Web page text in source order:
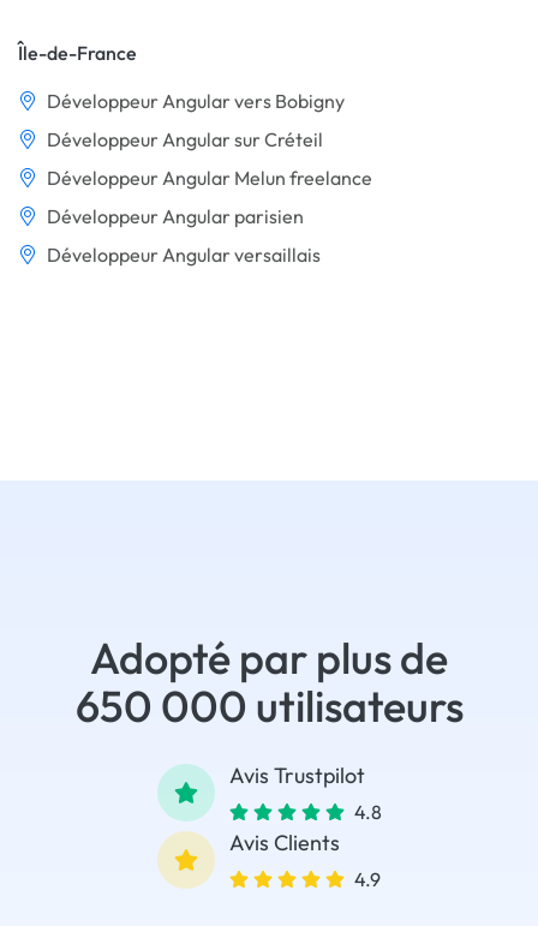
Île-de-France
Développeur Angular vers Bobigny
Développeur Angular sur Créteil
Développeur Angular Melun freelance
Développeur Angular parisien
Développeur Angular versaillais
Adopté par plus de
650 000 utilisateurs
Avis Trustpilot
4.8
Avis Clients
4.9